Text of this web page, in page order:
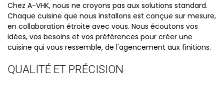
Chez A-VHK, nous ne croyons pas aux solutions standard.
Chaque cuisine que nous installons est conçue sur mesure,
en collaboration étroite avec vous. Nous écoutons vos
idées, vos besoins et vos préférences pour créer une
cuisine qui vous ressemble, de l'agencement aux finitions.
QUALITÉ ET PRÉCISION